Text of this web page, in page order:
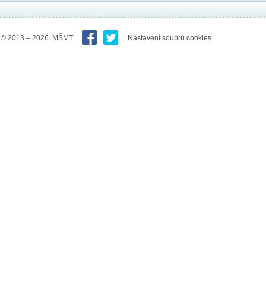
© 2013 – 2026 MŠMT Nastavení soubrů cookies